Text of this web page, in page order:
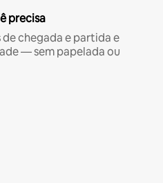
precisa
de chegada e partida e
— sem papelada ou